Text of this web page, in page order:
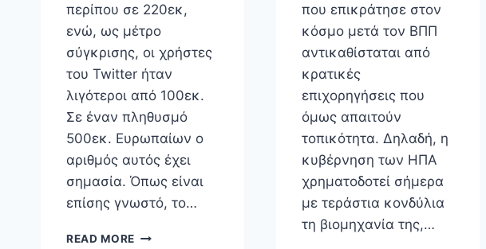
περίπου σε 220εκ,
ενώ, ως μέτρο
σύγκρισης, οι χρήστες
του Twitter ήταν
λιγότεροι από 100εκ.
Σε έναν πληθυσμό
500εκ. Ευρωπαίων ο
αριθμός αυτός έχει
σημασία. Όπως είναι
επίσης γνωστό, το…
READ MORE ΝΑ
που επικράτησε στον
κόσμο μετά τον ΒΠΠ
αντικαθίσταται από
κρατικές
επιχορηγήσεις που
όμως απαιτούν
τοπικότητα. Δηλαδή, η
κυβέρνηση των ΗΠΑ
χρηματοδοτεί σήμερα
με τεράστια κονδύλια
τη βιομηχανία της,…